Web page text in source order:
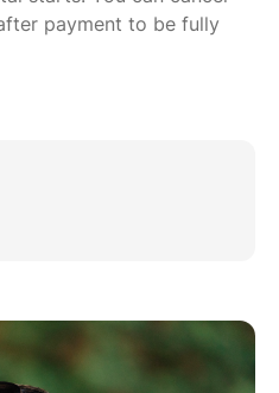
payment to be fully